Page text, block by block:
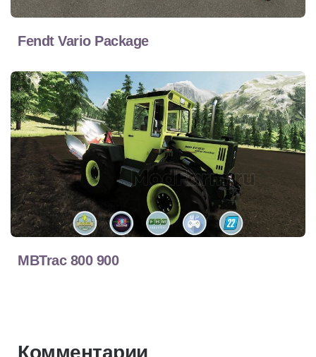
Fendt Vario Package
MBTrac 800 900
Комментарии